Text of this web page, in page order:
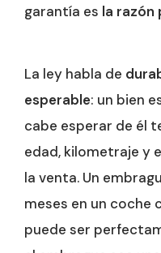
garantía es la razón
La ley habla de
esperable: un bien
cabe esperar de él
edad, kilometraje y
la venta. Un
meses en un coche
puede ser